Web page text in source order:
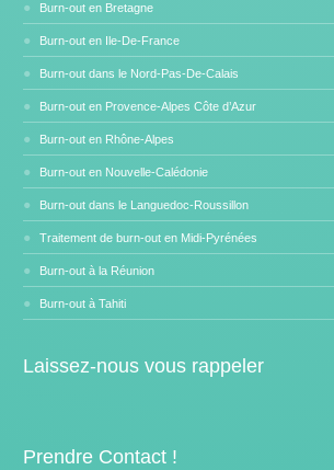
Burn-out en Bretagne
Burn-out en Ile-De-France
Burn-out dans le Nord-Pas-De-Calais
Burn-out en Provence-Alpes Côte d’Azur
Burn-out en Rhône-Alpes
Burn-out en Nouvelle-Calédonie
Burn-out dans le Languedoc-Roussillon
Traitement de burn-out en Midi-Pyrénées
Burn-out à la Réunion
Burn-out à Tahiti
Laissez-nous vous rappeler
Prendre Contact !